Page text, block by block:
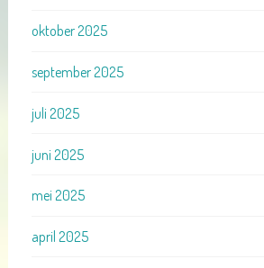
oktober 2025
september 2025
juli 2025
juni 2025
mei 2025
april 2025